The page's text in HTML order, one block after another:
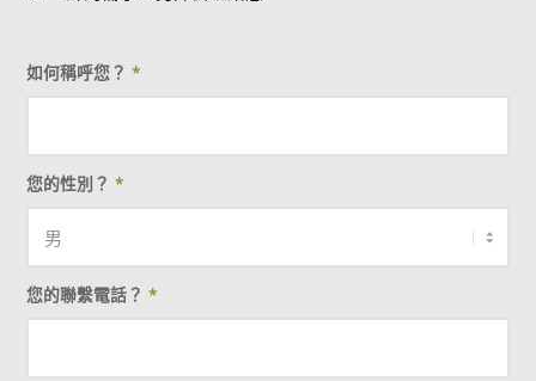
如何稱呼您？*
您的性別？*
您的聯繫電話？*